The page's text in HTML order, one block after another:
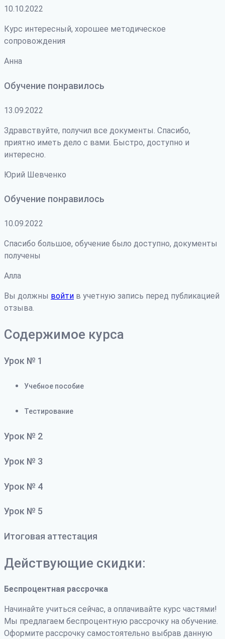
10.10.2022
Курс интересный, хорошее методическое
сопровождения
Анна
Обучение понравилось
13.09.2022
Здравствуйте, получил все документы. Спасибо,
приятно иметь дело с вами. Быстро, доступно и
интересно.
Юрий Шевченко
Обучение понравилось
10.09.2022
Спасибо большое, обучение было доступно, документы
получены
Алла
Вы должны войти в учетную запись перед публикацией
отзыва.
Содержимое курса
Урок № 1
Учебное пособие
Тестирование
Урок № 2
Урок № 3
Урок № 4
Урок № 5
Итоговая аттестация
Действующие скидки:
Беспроцентная рассрочка
Начинайте учиться сейчас, а оплачивайте курс частями!
Мы предлагаем беспроцентную рассрочку на обучение.
Оформите рассрочку самостоятельно выбрав данную